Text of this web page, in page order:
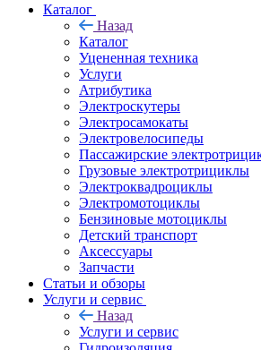
Каталог
Назад
Каталог
Уцененная техника
Услуги
Атрибутика
Электроскутеры
Электросамокаты
Электровелосипеды
Пассажирские
Грузовые электротрициклы
Электроквадроциклы
Электромотоциклы
Бензиновые мотоциклы
Детский транспорт
Аксессуары
Запчасти
Статьи и обзоры
Услуги и сервис
Назад
Услуги и сервис